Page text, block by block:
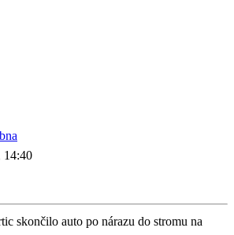
14:40
skončilo auto po nárazu do stromu na